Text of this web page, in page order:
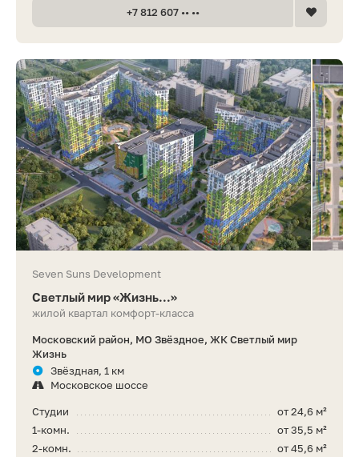
+7 812 607 •• ••
Seven Suns Development
Светлый мир «Жизнь...»
жилой квартал комфорт-класса
Московский район, МО Звёздное, ЖК Светлый мир
Жизнь
Звёздная, 1 км
Московское шоссе
от 24,6 м²
Студии
от 35,5 м²
1-комн.
от 45,6 м²
2-комн.